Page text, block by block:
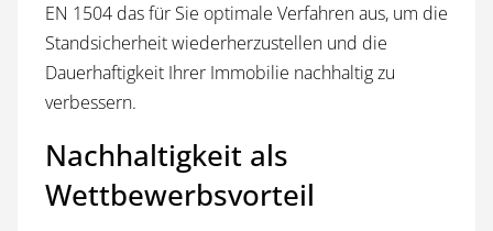
EN 1504 das für Sie optimale Verfahren aus, um die
Standsicherheit wiederherzustellen und die
Dauerhaftigkeit Ihrer Immobilie nachhaltig zu
verbessern.
Nachhaltigkeit als
Wettbewerbsvorteil